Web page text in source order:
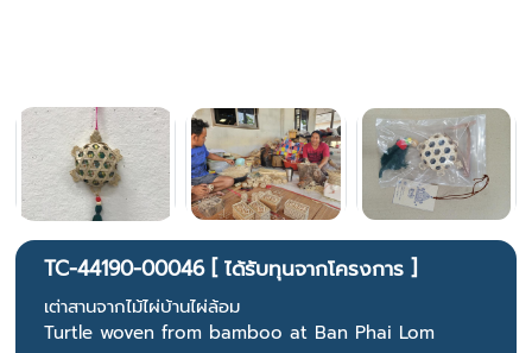
TC-44190-00046 [ ได้รับทุนจากโครงการ ]
เต่าสานจากไม้ไผ่บ้านไผ่ล้อม
Turtle woven from bamboo at Ban Phai Lom